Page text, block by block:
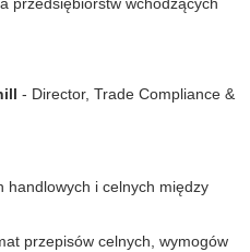
przedsiębiorstw wchodzących
- Director, Trade Compliance &
handlowych i celnych między
przepisów celnych, wymogów